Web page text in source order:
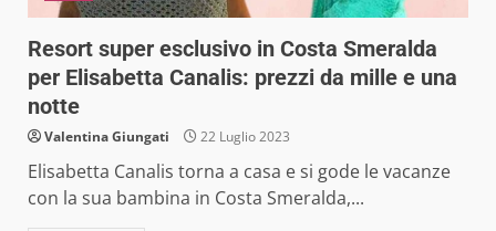
Resort super esclusivo in Costa Smeralda
per Elisabetta Canalis: prezzi da mille e una
notte
Valentina Giungati 22 Luglio 2023
Elisabetta Canalis torna a casa e si gode le vacanze
con la sua bambina in Costa Smeralda,...